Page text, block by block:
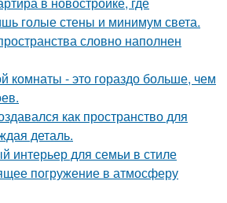
голые стены и минимум света.
словно наполнен
комнаты - это гораздо больше, чем
как пространство для
деталь.
интерьер для семьи в стиле
погружение в атмосферу